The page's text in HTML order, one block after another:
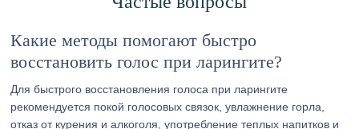
Какие методы помогают быстро
восстановить голос при ларингите?
Для быстрого восстановления голоса при ларингите
рекомендуется покой голосовых связок, увлажнение горла,
отказ от курения и алкоголя, употребление теплых напитков и